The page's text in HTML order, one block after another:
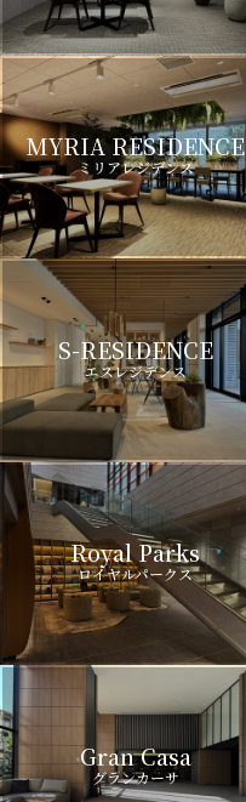
MYRIA RESIDENCE
ミリアレジデンス
S-RESIDENCE
エスレジデンス
Royal Parks
ロイヤルパークス
Gran Casa
グランカーサ